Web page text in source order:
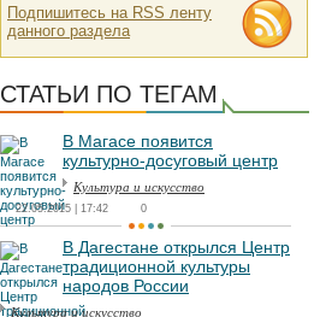
Подпишитесь на RSS ленту
данного раздела
СТАТЬИ ПО ТЕГАМ
В Магасе появится
культурно-досуговый центр
Культура и искусство
22.05.2015 | 17:42 0
В Дагестане открылся Центр
традиционной культуры
народов России
Культура и искусство